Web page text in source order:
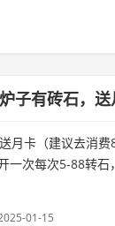
子有砖石，送
月卡（建议去消
一次每次5-88转石
01-15